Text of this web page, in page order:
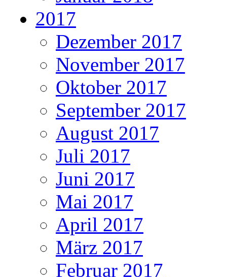
2017
Dezember 2017
November 2017
Oktober 2017
September 2017
August 2017
Juli 2017
Juni 2017
Mai 2017
April 2017
März 2017
Februar 2017